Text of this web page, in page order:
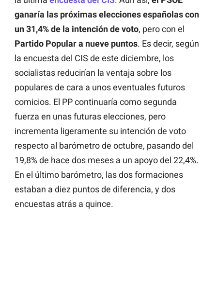
ganaría las próximas elecciones españolas con
un 31,4% de la intención de voto, pero con el
Partido Popular a nueve puntos. Es decir, según
la encuesta del CIS de este diciembre, los
socialistas reducirían la ventaja sobre los
populares de cara a unos eventuales futuros
comicios. El PP continuaría como segunda
fuerza en unas futuras elecciones, pero
incrementa ligeramente su intención de voto
respecto al barómetro de octubre, pasando del
19,8% de hace dos meses a un apoyo del 22,4%.
En el último barómetro, las dos formaciones
estaban a diez puntos de diferencia, y dos
encuestas atrás a quince.